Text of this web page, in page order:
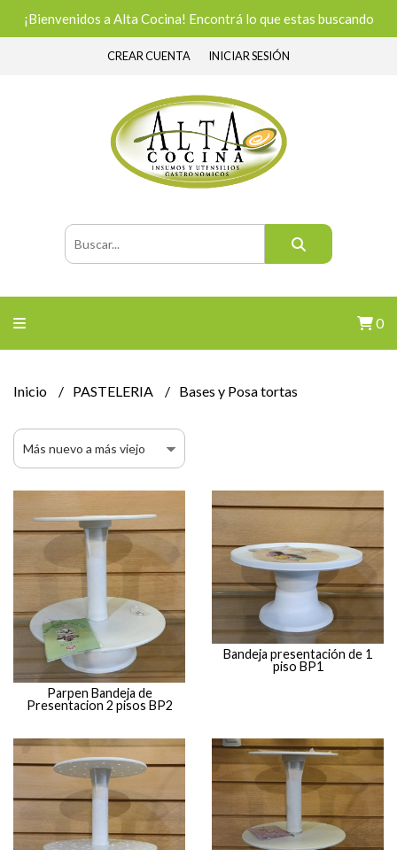
¡Bienvenidos a Alta Cocina! Encontrá lo que estas buscando
CREAR CUENTA INICIAR SESIÓN
0
Inicio PASTELERIA Bases y Posa tortas
Parpen Bandeja de
Presentacion 2 pisos BP2
Bandeja presentación de 1
piso BP1